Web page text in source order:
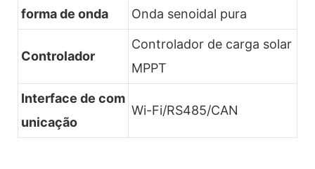
forma de onda Onda senoidal pura
Controlador
Controlador de carga solar
MPPT
Interface de com
unicação
Wi-Fi/RS485/CAN